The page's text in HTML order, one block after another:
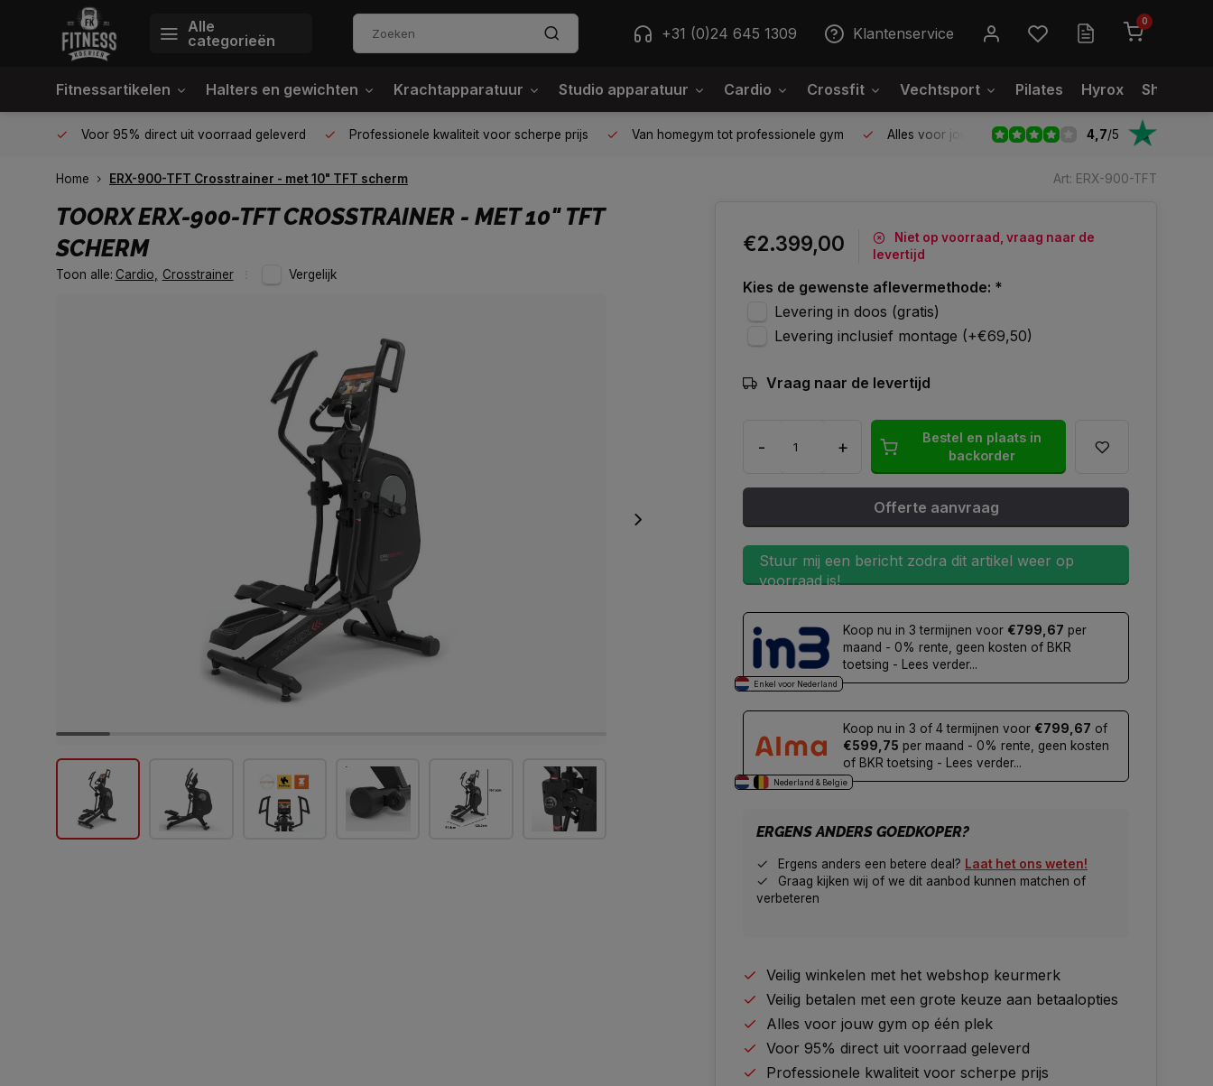
Alle
categorieën
+31 (0)24 645 1309 Klantenservice
0
Fitnessartikelen Halters en gewichten Krachtapparatuur Studio apparatuur Cardio Crossfit Vechtsport Pilates Hyrox
Voor 95% direct uit voorraad geleverd Professionele kwaliteit voor scherpe prijs Van homegym tot professionele gym Alles voor jouw gym op één plek Voor 95%
4,7/5
Home ERX-900-TFT Crosstrainer - met 10" TFT scherm Art: ERX-900-TFT
TOORXERX-900-TFT CROSSTRAINER - MET 10" TFT
SCHERM
Toon alle: Cardio Crosstrainer Vergelijk
€2.399,00
Niet op voorraad, vraag naar de
levertijd
Kies de gewenste aflevermethode: *
Levering in doos (gratis)
Levering inclusief montage (+€69,50)
Vraag naar de levertijd
- +
Bestel en plaats in
backorder
Offerte aanvraag
Stuur mij een bericht zodra dit artikel weer op
voorraad is!
Enkel voor Nederland
Koop nu in 3 termijnen voor €799,67 per
maand - 0% rente, geen kosten of BKR
toetsing - Lees verder...
Nederland & Belgie
Koop nu in 3 of 4 termijnen voor €799,67 of
€599,75 per maand - 0% rente, geen kosten
of BKR toetsing - Lees verder...
ERGENS ANDERS GOEDKOPER?
Ergens anders een betere deal? Laat het ons weten!
Graag kijken wij of we dit aanbod kunnen matchen of
verbeteren
Veilig winkelen met het webshop keurmerk
Veilig betalen met een grote keuze aan betaalopties
Alles voor jouw gym op één plek
Voor 95% direct uit voorraad geleverd
Professionele kwaliteit voor scherpe prijs